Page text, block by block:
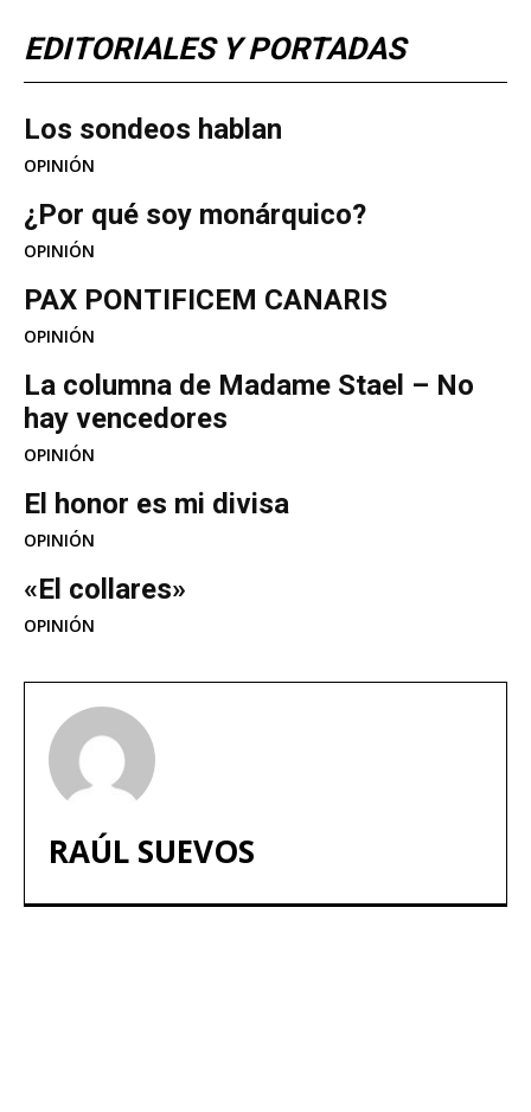
EDITORIALES Y PORTADAS
Los sondeos hablan
OPINIÓN
¿Por qué soy monárquico?
OPINIÓN
PAX PONTIFICEM CANARIS
OPINIÓN
La columna de Madame Stael – No
hay vencedores
OPINIÓN
El honor es mi divisa
OPINIÓN
«El collares»
OPINIÓN
RAÚL SUEVOS